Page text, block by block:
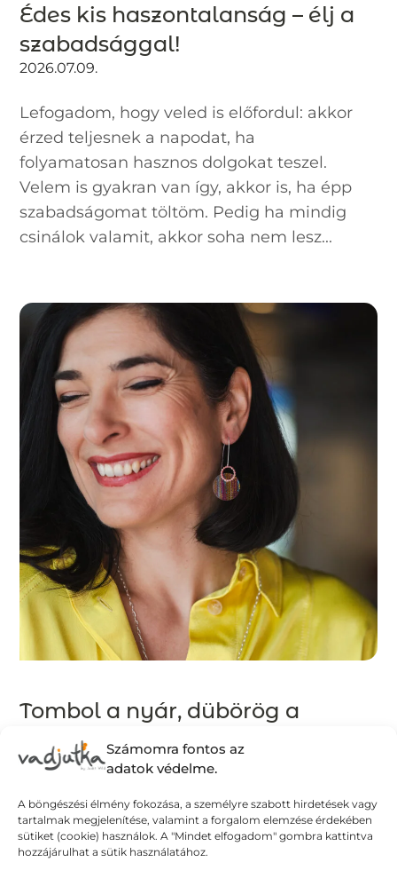
Számomra fontos az
adatok védelme.
A böngészési élmény fokozása, a személyre szabott hirdetések vagy
tartalmak megjelenítése, valamint a forgalom elemzése érdekében
sütiket (cookie) használok. A "Mindet elfogadom" gombra kattintva
hozzájárulhat a sütik használatához.
Édes kis haszontalanság – élj a
szabadsággal!
2026.07.09.
Lefogadom, hogy veled is előfordul: akkor
érzed teljesnek a napodat, ha
folyamatosan hasznos dolgokat teszel.
Velem is gyakran van így, akkor is, ha épp
szabadságomat töltöm. Pedig ha mindig
csinálok valamit, akkor soha nem lesz...
Tombol a nyár, dübörög a
Dolce Vita!
2026.06.24.
Egy ideje már figyelem, hogyan lesz
minden nap egy kicsit hosszabb. Az esték
fényben úsznak és rengeteg izgalmat